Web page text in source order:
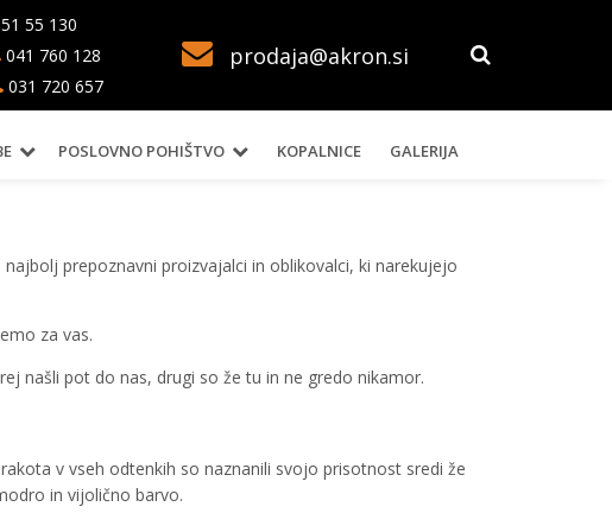
55 130
041 760 128
031 720 657
prodaja@akron.si
POSLOVNO POHIŠTVO KOPALNICE GALERIJA
prepoznavni proizvajalci in oblikovalci, ki narekujejo
za vas.
našli pot do nas, drugi so že tu in ne gredo nikamor.
v vseh odtenkih so naznanili svojo prisotnost sredi že
in vijolično barvo.